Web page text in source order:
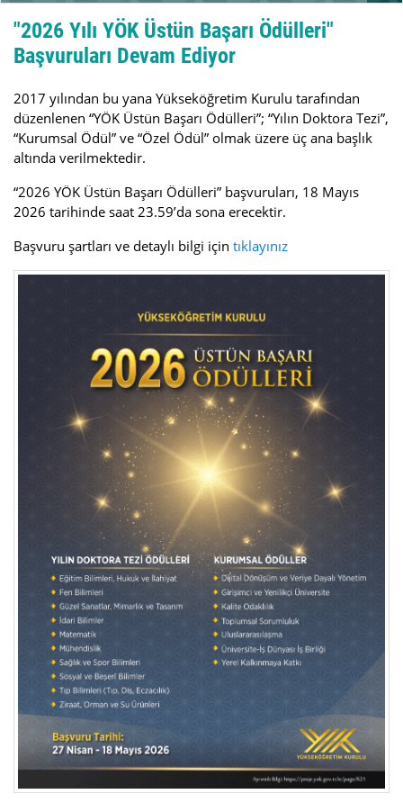
"2026 Yılı YÖK Üstün Başarı Ödülleri"
Başvuruları Devam Ediyor
2017 yılından bu yana Yükseköğretim Kurulu tarafından
düzenlenen “YÖK Üstün Başarı Ödülleri”; “Yılın Doktora Tezi”,
“Kurumsal Ödül” ve “Özel Ödül” olmak üzere üç ana başlık
altında verilmektedir.
“2026 YÖK Üstün Başarı Ödülleri” başvuruları, 18 Mayıs
2026 tarihinde saat 23.59’da sona erecektir.
Başvuru şartları ve detaylı bilgi için tıklayınız